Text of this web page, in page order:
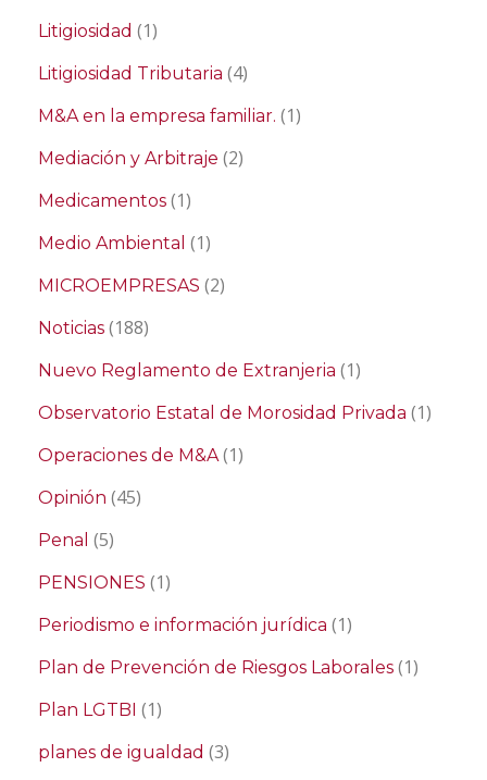
Litigiosidad (1)
Litigiosidad Tributaria (4)
M&A en la empresa familiar. (1)
Mediación y Arbitraje (2)
Medicamentos (1)
Medio Ambiental (1)
MICROEMPRESAS (2)
Noticias (188)
Nuevo Reglamento de Extranjeria (1)
Observatorio Estatal de Morosidad Privada (1)
Operaciones de M&A(1)
Opinión (45)
Penal (5)
PENSIONES (1)
Periodismo e información jurídica (1)
Plan de Prevención de Riesgos Laborales (1)
Plan LGTBI (1)
planes de igualdad (3)